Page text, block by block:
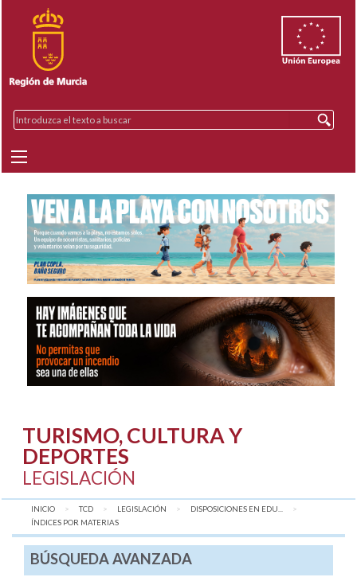
TURISMO, CULTURA Y
DEPORTES
LEGISLACIÓN
INICIO TCD LEGISLACIÓN
DISPOSICIONES EN EDU...
AQUÍ:
ÍNDICES POR MATERIAS
BÚSQUEDA AVANZADA